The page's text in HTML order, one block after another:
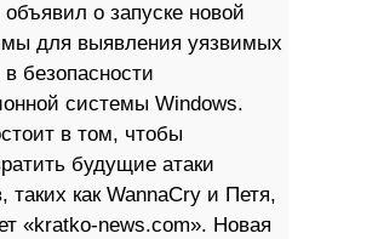
о запуске новой
для выявления уязвимых
в безопасности
системы Windows.
в том, чтобы
будущие атаки
таких как WannaCry и Петя,
«kratko-news.com». Новая